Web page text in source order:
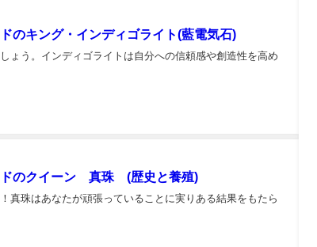
のキング・インディゴライト(藍電気石)
ょう。インディゴライトは自分への信頼感や創造性を高め
ドのクイーン 真珠 (歴史と養殖)
真珠はあなたが頑張っていることに実りある結果をもたら